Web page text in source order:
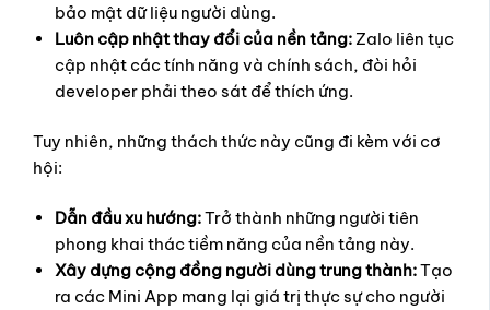
bảo mật dữ liệu người dùng.
Luôn cập nhật thay đổi của nền tảng: Zalo liên tục
cập nhật các tính năng và chính sách, đòi hỏi
developer phải theo sát để thích ứng.
Tuy nhiên, những thách thức này cũng đi kèm với cơ
hội:
Dẫn đầu xu hướng:Trở thành những người tiên
phong khai thác tiềm năng của nền tảng này.
Xây dựng cộng đồng người dùng trung thành:Tạo
ra các Mini App mang lại giá trị thực sự cho người